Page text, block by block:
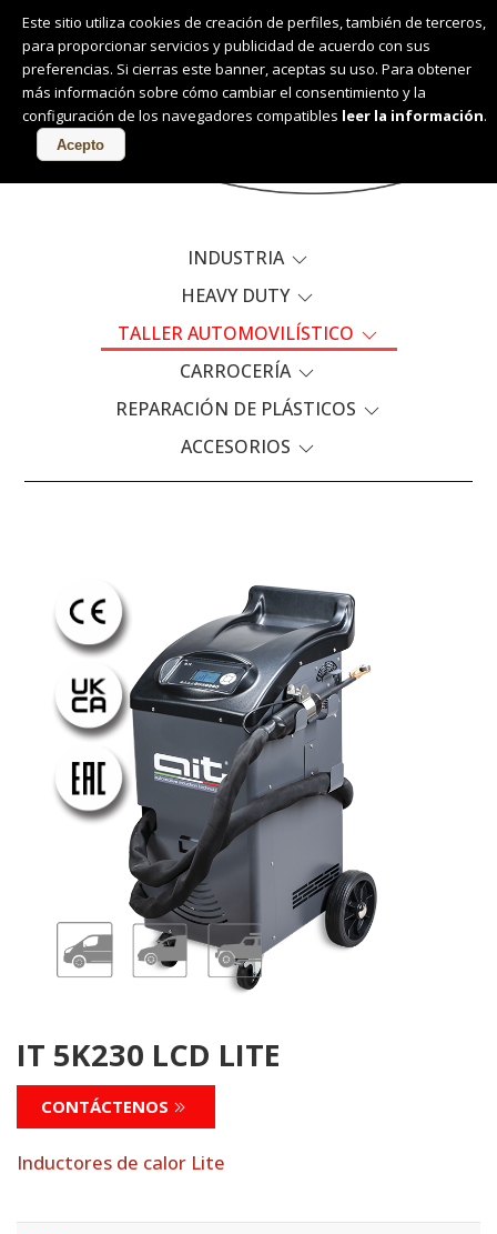
Español
INDUSTRIA
HEAVY DUTY
TALLER AUTOMOVILÍSTICO
CARROCERÍA
REPARACIÓN DE PLÁSTICOS
ACCESORIOS
IT 5K230 LCD LITE
CONTÁCTENOS
Inductores de calor Lite
Este sitio utiliza cookies de creación de perfiles, también de terceros,
para proporcionar servicios y publicidad de acuerdo con sus
preferencias. Si cierras este banner, aceptas su uso. Para obtener
más información sobre cómo cambiar el consentimiento y la
configuración de los navegadores compatibles leer la información.
Acepto